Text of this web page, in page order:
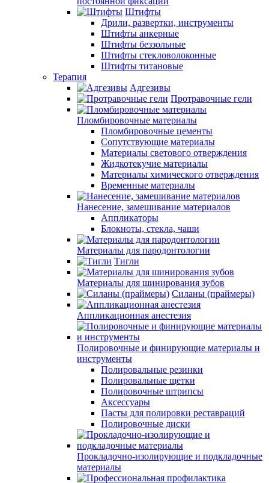
Штифты
Дрили, развертки, инструменты
Штифты анкерные
Штифты беззольные
Штифты стекловолоконные
Штифты титановые
Терапия
Адгезивы
Протравочные гели
Пломбировочные материалы
Пломбировочные цементы
Сопутствующие материалы
Материалы светового отверждения
Жидкотекучие материалы
Материалы химического отверждения
Временные материалы
Нанесение, замешивание материалов
Аппликаторы
Блокноты, стекла, чаши
Материалы для пародонтологии
Тигли
Материалы для шинирования зубов
Силаны (праймеры)
Аппликационная анестезия
Полировочные и финирующие материалы и
инструменты
Полировальные резинки
Полировальные щетки
Полировочные штрипсы
Аксессуары
Пасты для полировки реставраций
Полировочные диски
Прокладочно-изолирующие и подкладочные
материалы